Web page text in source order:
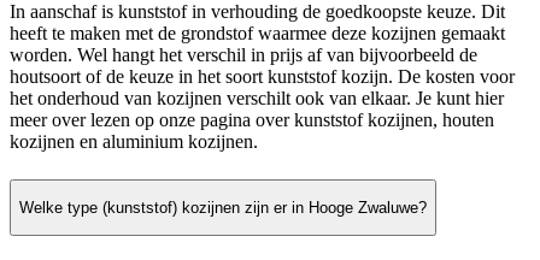
In aanschaf is kunststof in verhouding de goedkoopste keuze. Dit
heeft te maken met de grondstof waarmee deze kozijnen gemaakt
worden. Wel hangt het verschil in prijs af van bijvoorbeeld de
houtsoort of de keuze in het soort kunststof kozijn. De kosten voor
het onderhoud van kozijnen verschilt ook van elkaar. Je kunt hier
meer over lezen op onze pagina over kunststof kozijnen, houten
kozijnen en aluminium kozijnen.
Welke type (kunststof) kozijnen zijn er in Hooge Zwaluwe?